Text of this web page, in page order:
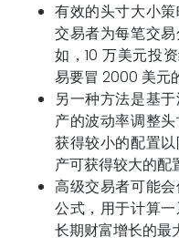
有效的头寸大小
交易者为每笔交
如，10 万美元投
易要冒 2000 美元
另一种方法是基
产的波动率调整
获得较小的配置
产可获得较大的配
高级交易者可能
公式，用于计算
长期财富增长的最